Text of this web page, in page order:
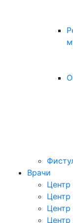
Врачи
Центр
Центр
Центр
Центр